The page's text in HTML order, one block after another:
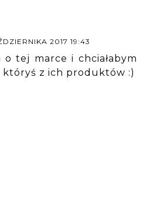
2017 19:43
tej marce i chciałabym
z ich produktów :)